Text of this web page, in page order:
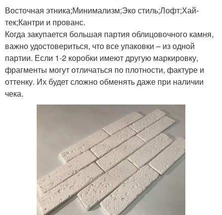
Восточная этника;Минимализм;Эко стиль;Лофт;Хай-
тек;Кантри и прованс.
Когда закупается большая партия облицовочного камня,
важно удостовериться, что все упаковки – из одной
партии. Если 1-2 коробки имеют другую маркировку,
фрагменты могут отличаться по плотности, фактуре и
оттенку. Их будет сложно обменять даже при наличии
чека.